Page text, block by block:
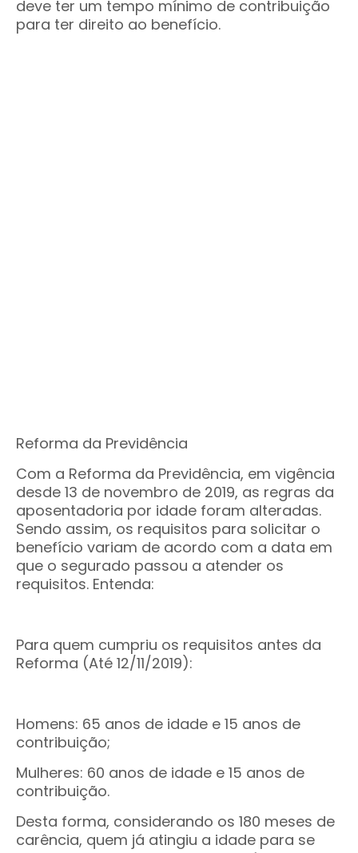
deve ter um tempo mínimo de contribuição
para ter direito ao benefício.
Reforma da Previdência
Com a Reforma da Previdência, em vigência
desde 13 de novembro de 2019, as regras da
aposentadoria por idade foram alteradas.
Sendo assim, os requisitos para solicitar o
benefício variam de acordo com a data em
que o segurado passou a atender os
requisitos. Entenda:
Para quem cumpriu os requisitos antes da
Reforma (Até 12/11/2019):
Homens: 65 anos de idade e 15 anos de
contribuição;
Mulheres: 60 anos de idade e 15 anos de
contribuição.
Desta forma, considerando os 180 meses de
carência, quem já atingiu a idade para se